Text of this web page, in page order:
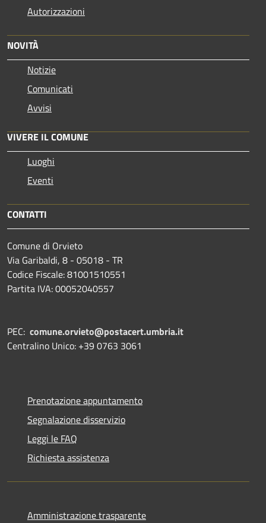
Autorizzazioni
NOVITÀ
Notizie
Comunicati
Avvisi
VIVERE IL COMUNE
Luoghi
Eventi
CONTATTI
Comune di Orvieto
Via Garibaldi, 8 - 05018 - TR
Codice Fiscale: 81001510551
Partita IVA: 00052040557
PEC: comune.orvieto@postacert.umbria.it
Centralino Unico: +39 0763 3061
Prenotazione appuntamento
Segnalazione disservizio
Leggi le FAQ
Richiesta assistenza
Amministrazione trasparente